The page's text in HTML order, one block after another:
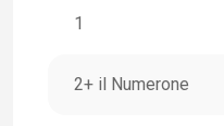
1
2+ il Numerone